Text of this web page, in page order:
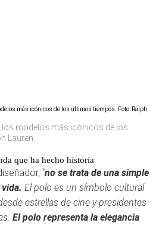
los modelos más icónicos de los
Lauren
que ha hecho historia
"no se trata de una simple
El polo es un símbolo cultural
estrellas de cine y presidentes
El polo representa la elegancia